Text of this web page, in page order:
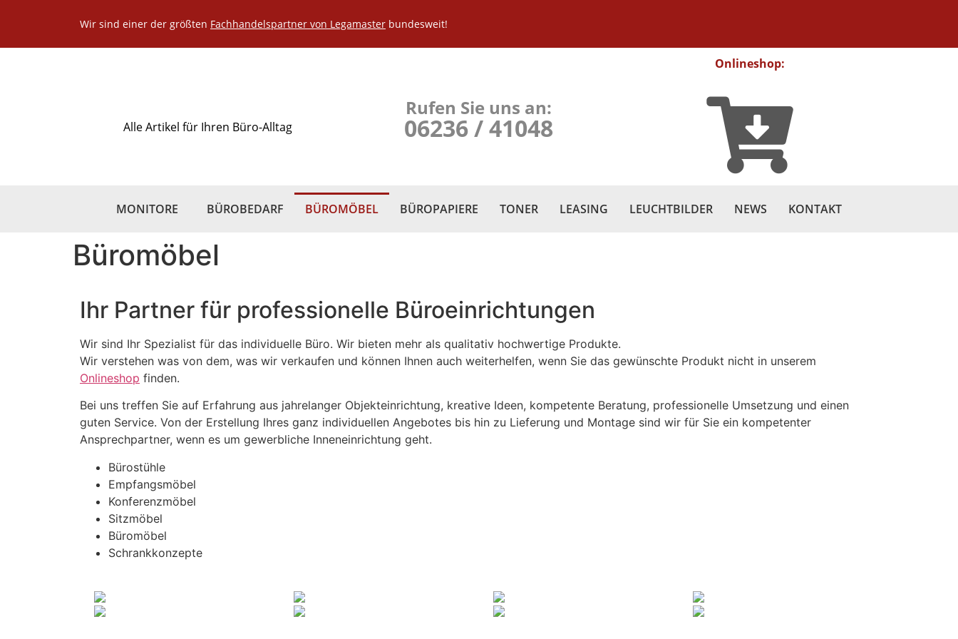
Wir sind einer der größten Fachhandelspartner von Legamaster bundesweit!
Alle Artikel für Ihren Büro-Alltag
Rufen Sie uns an:
06236 / 41048
Onlineshop:
MONITORE BÜROBEDARF BÜROMÖBEL BÜROPAPIERE TONER LEASING LEUCHTBILDER NEWS KONTAKT
Büromöbel
Ihr Partner für professionelle Büroeinrichtungen
Wir sind Ihr Spezialist für das individuelle Büro. Wir bieten mehr als qualitativ hochwertige Produkte.
Wir verstehen was von dem, was wir verkaufen und können Ihnen auch weiterhelfen, wenn Sie das gewünschte Produkt nicht in unserem
Onlineshop finden.
Bei uns treffen Sie auf Erfahrung aus jahrelanger Objekteinrichtung, kreative Ideen, kompetente Beratung, professionelle Umsetzung und einen
guten Service. Von der Erstellung Ihres ganz individuellen Angebotes bis hin zu Lieferung und Montage sind wir für Sie ein kompetenter
Ansprechpartner, wenn es um gewerbliche Inneneinrichtung geht.
Bürostühle
Empfangsmöbel
Konferenzmöbel
Sitzmöbel
Büromöbel
Schrankkonzepte